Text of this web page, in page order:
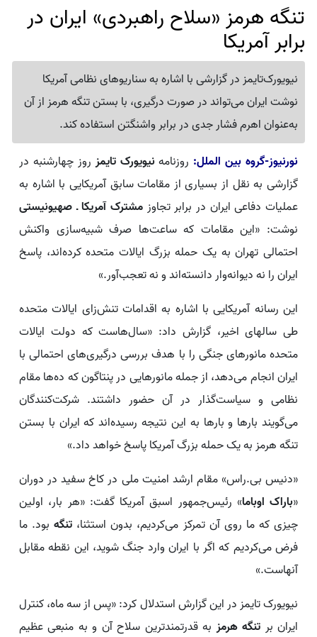
تنگه هرمز «سلاح راهبردی» ایران در
برابر آمریکا
نیویورک‌تایمز در گزارشی با اشاره به سناریوهای نظامی آمریکا
نوشت ایران می‌تواند در صورت درگیری، با بستن تنگه هرمز از آن
به‌عنوان اهرم فشار جدی در برابر واشنگتن استفاده کند.
نورنیوز-گروه بین الملل: روزنامهنیویورک تایمزروز چهارشنبه در
گزارشی به نقل از بسیاری از مقامات سابق آمریکایی با اشاره به
عملیات دفاعی ایران در برابر تجاوز مشترک آمریکا ـ صهیونیستی
نوشت: «این مقامات که ساعت‌ها صرف شبیه‌سازی واکنش
احتمالی تهران به یک حمله بزرگ ایالات متحده کرده‌اند، پاسخ
ایران را نه دیوانه‌وار دانسته‌اند و نه تعجب‌آور.»
این رسانه آمریکایی با اشاره به اقدامات تنش‌زای ایالات متحده
طی سالهای اخیر، گزارش داد: «سال‌هاست که دولت ایالات
متحده مانورهای جنگی را با هدف بررسی درگیری‌های احتمالی با
ایران انجام می‌دهد، از جمله مانورهایی در پنتاگون که ده‌ها مقام
نظامی و سیاست‌گذار در آن حضور داشتند. شرکت‌کنندگان
می‌گویند بارها و بارها به این نتیجه رسیده‌اند که ایران با بستن
تنگه هرمز به یک حمله بزرگ آمریکا پاسخ خواهد داد.»
«دنیس بی.‌راس» مقام ارشد امنیت ملی در کاخ سفید در دوران
«باراک اوباما» رئیس‌جمهور اسبق آمریکا گفت: «هر بار، اولین
چیزی که ما روی آن تمرکز می‌کردیم، بدون استثنا، تنگه بود. ما
فرض می‌کردیم که اگر با ایران وارد جنگ شوید، این نقطه مقابل
آنهاست.»
نیویورک تایمز در این گزارش استدلال کرد: «پس از سه ماه، کنترل
ایران بر تنگه هرمزبه قدرتمندترین سلاح آن و به منبعی عظیم